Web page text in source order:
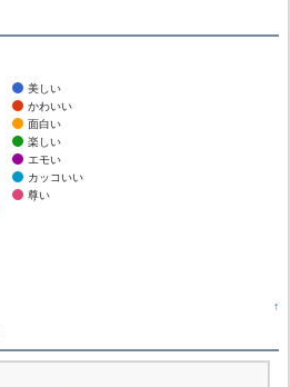
美しい
かわいい
面白い
楽しい
エモい
カッコいい
尊い
↑